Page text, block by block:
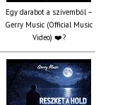
Egy darabot a szívemből –
Gerry Music (Official Music
Video) ❤️?